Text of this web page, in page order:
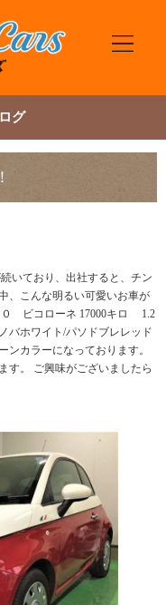
グ
いており、出社すると、チン
、こんな明るい可愛いお車が
０ ビコローネ 17000キロ 1.2
バホワイト/パソドブレレッド
カラーになっております。
す。 ご興味がございましたら